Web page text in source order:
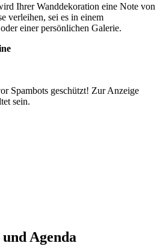
Ihrer Wanddekoration eine Note von
verleihen, sei es in einem
einer persönlichen Galerie.
Spambots geschützt! Zur Anzeige
sein.
Agenda